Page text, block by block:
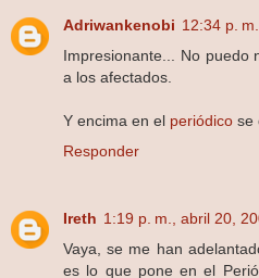
Adriwankenobi 12:34 p.
Impresionante... No puedo
a los afectados.
Y encima en el periódico se
Responder
Ireth 1:19 p. m., abril 20,
Vaya, se me han
es lo que pone en el